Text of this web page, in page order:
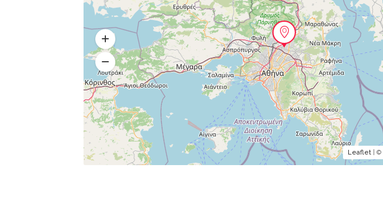
Leaflet| ©